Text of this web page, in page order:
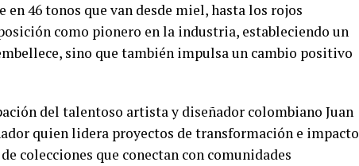
46 tonos que van desde miel, hasta los rojos
como pionero en la industria, estableciendo un
sino que también impulsa un cambio positivo
del talentoso artista y diseñador colombiano Juan
quien lidera proyectos de transformación e impacto
colecciones que conectan con comunidades